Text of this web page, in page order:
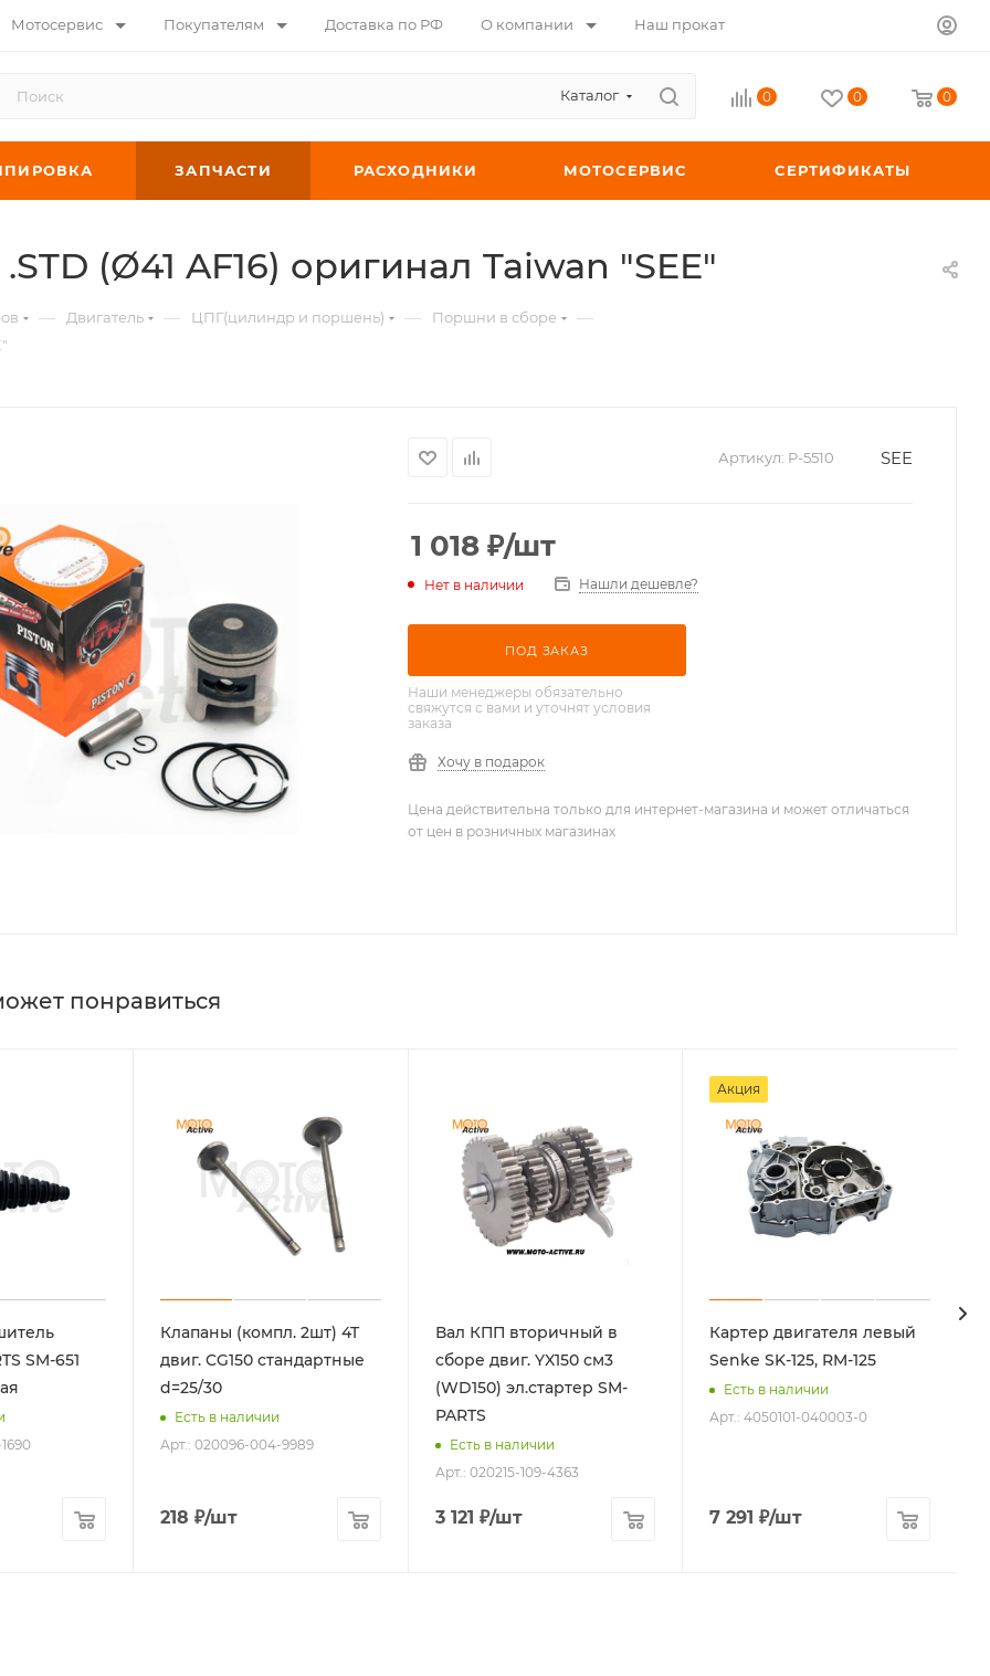
Мотосервис Покупателям Доставка по РФ О компании Наш прокат
Каталог 0 0 0
ЗАПЧАСТИ РАСХОДНИКИ МОТОСЕРВИС СЕРТИФИКАТЫ
(Ø41 AF16) оригинал Taiwan "SEE"
— Двигатель — ЦПГ(цилиндр и поршень) — Поршни в сборе —
Артикул: P-5510 SEE
1 018 ₽/шт
Нет в наличии Нашли дешевле?
ПОД ЗАКАЗ
Наши менеджеры обязательно
свяжутся с вами и уточнят условия
заказа
Хочу в подарок
Цена действительна только для интернет-магазина и может отличаться
от цен в розничных магазинах
понравиться
SM-651
Клапаны (компл. 2шт) 4T
двиг. CG150 стандартные
d=25/30
Есть в наличии
Арт.: 020096-004-9989
218 ₽/шт
Вал КПП вторичный в
сборе двиг. YX150 см3
(WD150) эл.стартер SM-
PARTS
Есть в наличии
Арт.: 020215-109-4363
3 121 ₽/шт
Акция
Картер двигателя левый
Senke SK-125, RM-125
Есть в наличии
Арт.: 4050101-040003-0
7 291 ₽/шт